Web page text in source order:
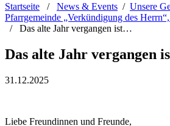
Startseite / News & Events / Unsere
Pfarrgemeinde „Verkündigung des
/ Das alte Jahr vergangen ist…
Das alte Jahr vergangen
31.12.2025
Liebe Freundinnen und Freunde,